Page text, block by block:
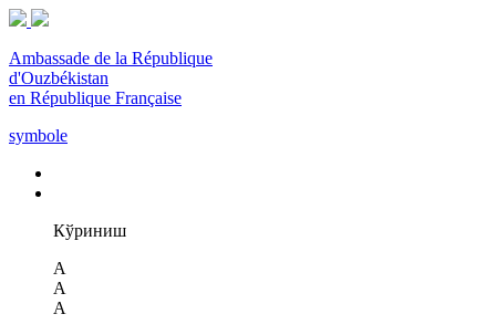
Ambassade de la République
d'Ouzbékistan
en République Française
symbole
Кўриниш
A
A
A